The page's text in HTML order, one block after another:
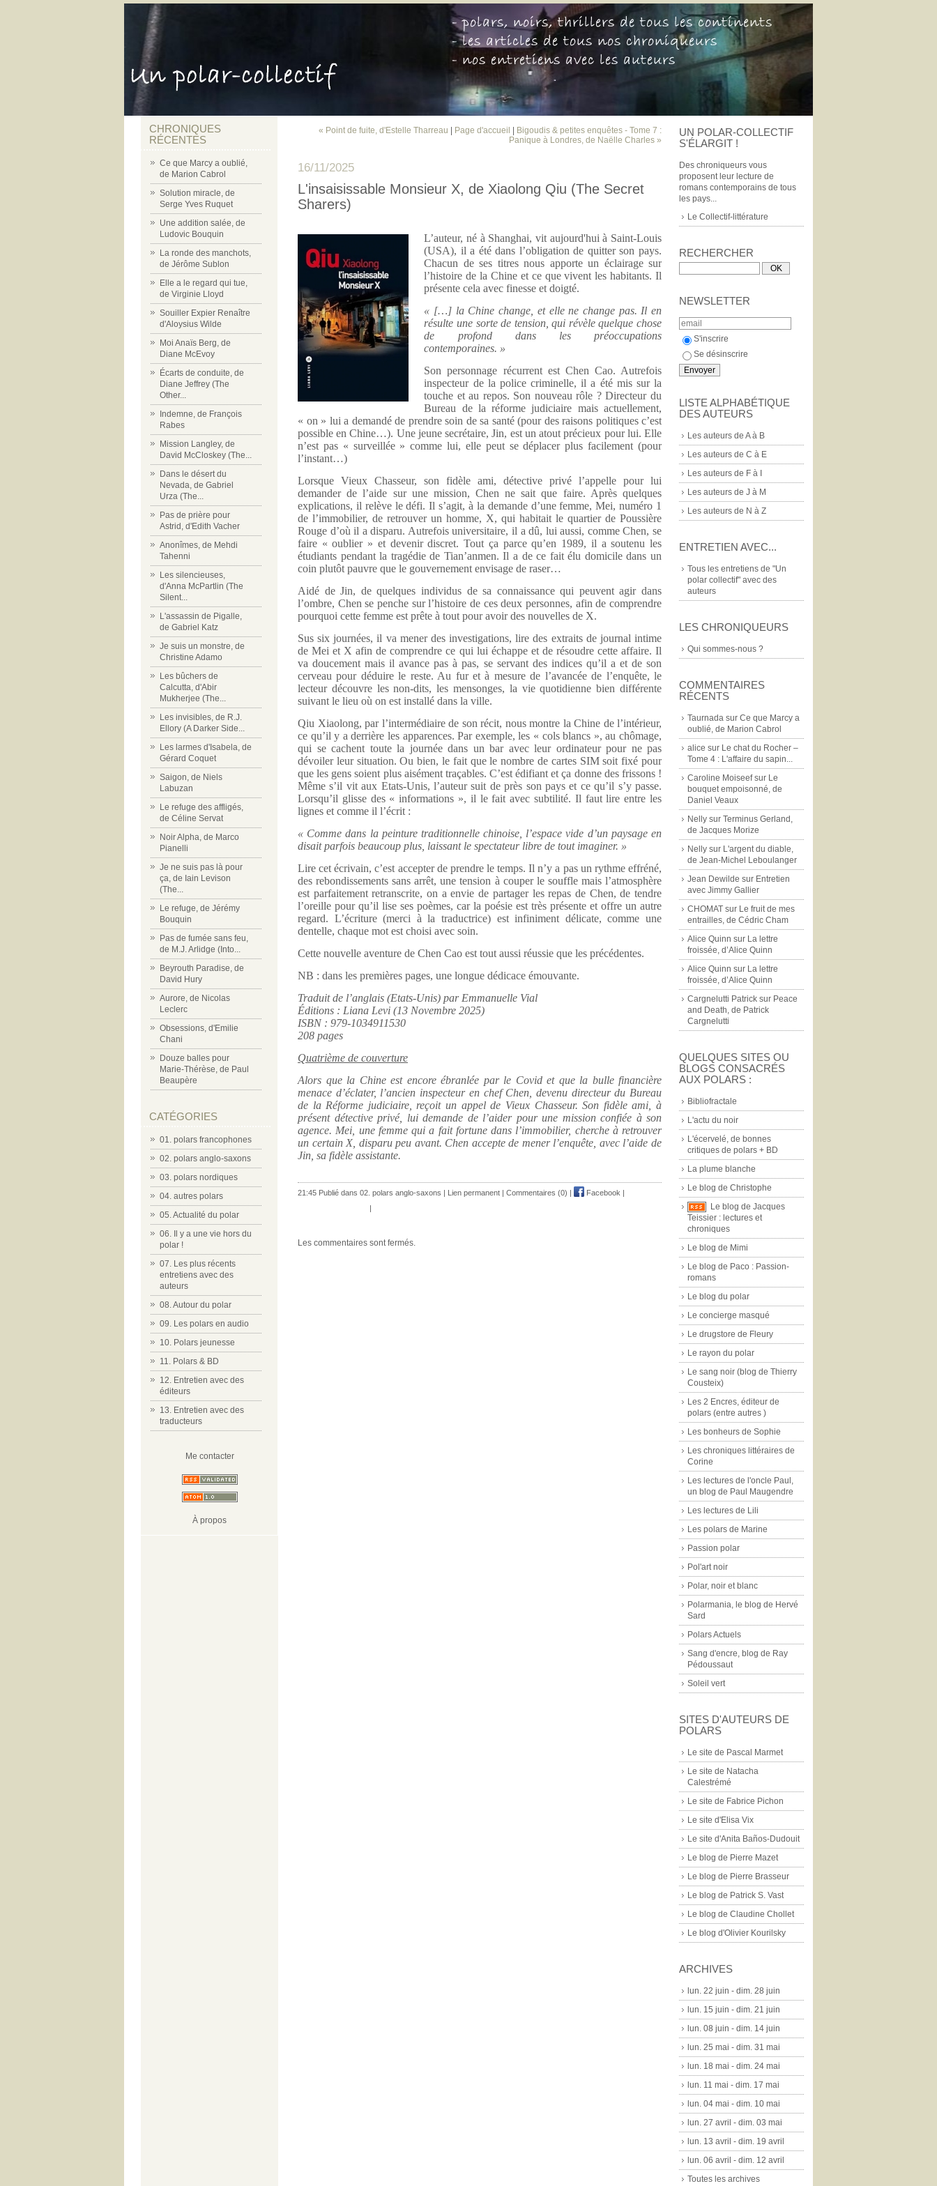
CHRONIQUES
RÉCENTES
Ce que Marcy a oublié,
de Marion Cabrol
Solution miracle, de
Serge Yves Ruquet
Une addition salée, de
Ludovic Bouquin
La ronde des manchots,
de Jérôme Sublon
Elle a le regard qui tue,
de Virginie Lloyd
Souiller Expier Renaître
d'Aloysius Wilde
Moi Anaïs Berg, de
Diane McEvoy
Écarts de conduite, de
Diane Jeffrey (The
Other...
Indemne, de François
Rabes
Mission Langley, de
David McCloskey (The...
Dans le désert du
Nevada, de Gabriel
Urza (The...
Pas de prière pour
Astrid, d'Edith Vacher
Anonîmes, de Mehdi
Tahenni
Les silencieuses,
d'Anna McPartlin (The
Silent...
L'assassin de Pigalle,
de Gabriel Katz
Je suis un monstre, de
Christine Adamo
Les bûchers de
Calcutta, d'Abir
Mukherjee (The...
Les invisibles, de R.J.
Ellory (A Darker Side...
Les larmes d'Isabela, de
Gérard Coquet
Saigon, de Niels
Labuzan
Le refuge des affligés,
de Céline Servat
Noir Alpha, de Marco
Pianelli
Je ne suis pas là pour
ça, de Iain Levison
(The...
Le refuge, de Jérémy
Bouquin
Pas de fumée sans feu,
de M.J. Arlidge (Into...
Beyrouth Paradise, de
David Hury
Aurore, de Nicolas
Leclerc
Obsessions, d'Emilie
Chani
Douze balles pour
Marie-Thérèse, de Paul
Beaupère
CATÉGORIES
01. polars francophones
02. polars anglo-saxons
03. polars nordiques
04. autres polars
05. Actualité du polar
06. Il y a une vie hors du
polar !
07. Les plus récents
entretiens avec des
auteurs
08. Autour du polar
09. Les polars en audio
10. Polars jeunesse
11. Polars & BD
12. Entretien avec des
éditeurs
13. Entretien avec des
traducteurs
Me contacter
À propos
UN POLAR-COLLECTIF
S'ÉLARGIT !
Des chroniqueurs vous
proposent leur lecture de
romans contemporains de tous
les pays...
Le Collectif-littérature
RECHERCHER
NEWSLETTER
S'inscrire
Se désinscrire
LISTE ALPHABÉTIQUE
DES AUTEURS
Les auteurs de A à B
Les auteurs de C à E
Les auteurs de F à I
Les auteurs de J à M
Les auteurs de N à Z
ENTRETIEN AVEC...
Tous les entretiens de "Un
polar collectif" avec des
auteurs
LES CHRONIQUEURS
Qui sommes-nous ?
COMMENTAIRES
RÉCENTS
Taurnada sur Ce que Marcy a
oublié, de Marion Cabrol
alice sur Le chat du Rocher –
Tome 4 : L'affaire du sapin...
Caroline Moiseefsur Le
bouquet empoisonné, de
Daniel Veaux
Nelly sur Terminus Gerland,
de Jacques Morize
Nelly sur L'argent du diable,
de Jean-Michel Leboulanger
Jean Dewilde sur Entretien
avec Jimmy Gallier
CHOMAT sur Le fruit de mes
entrailles, de Cédric Cham
Alice Quinn sur La lettre
froissée, d’Alice Quinn
Alice Quinn sur La lettre
froissée, d’Alice Quinn
Cargnelutti Patrick sur Peace
and Death, de Patrick
Cargnelutti
QUELQUES SITES OU
BLOGS CONSACRÉS
AUX POLARS :
Bibliofractale
L'actu du noir
L'écervelé, de bonnes
critiques de polars + BD
La plume blanche
Le blog de Christophe
Le blog de Jacques
Teissier : lectures et
chroniques
Le blog de Mimi
Le blog de Paco : Passion-
romans
Le blog du polar
Le concierge masqué
Le drugstore de Fleury
Le rayon du polar
Le sang noir (blog de Thierry
Cousteix)
Les 2 Encres, éditeur de
polars (entre autres )
Les bonheurs de Sophie
Les chroniques littéraires de
Corine
Les lectures de l'oncle Paul,
un blog de Paul Maugendre
Les lectures de Lili
Les polars de Marine
Passion polar
Pol'art noir
Polar, noir et blanc
Polarmania, le blog de Hervé
Sard
Polars Actuels
Sang d'encre, blog de Ray
Pédoussaut
Soleil vert
SITES D'AUTEURS DE
POLARS
Le site de Pascal Marmet
Le site de Natacha
Calestrémé
Le site de Fabrice Pichon
Le site d'Elisa Vix
Le site d'Anita Baños-Dudouit
Le blog de Pierre Mazet
Le blog de Pierre Brasseur
Le blog de Patrick S. Vast
Le blog de Claudine Chollet
Le blog d'Olivier Kourilsky
ARCHIVES
lun. 22 juin - dim. 28 juin
lun. 15 juin - dim. 21 juin
lun. 08 juin - dim. 14 juin
lun. 25 mai - dim. 31 mai
lun. 18 mai - dim. 24 mai
lun. 11 mai - dim. 17 mai
lun. 04 mai - dim. 10 mai
lun. 27 avril - dim. 03 mai
lun. 13 avril - dim. 19 avril
lun. 06 avril - dim. 12 avril
Toutes les archives
« Point de fuite, d'Estelle Tharreau Page d'accueil
Bigoudis & petites enquêtes - Tome 7 :
Panique à Londres, de Naëlle Charles »
16/11/2025
L'insaisissable Monsieur X, de Xiaolong Qiu (The Secret
Sharers)
L’auteur, né à Shanghai, vit aujourd'hui à Saint-Louis
(USA), il a été dans l’obligation de quitter son pays.
Chacun de ses titres nous apporte un éclairage sur
l’histoire de la Chine et ce que vivent les habitants. Il
présente cela avec finesse et doigté.
« […] la Chine change, et elle ne change pas. Il en
résulte une sorte de tension, qui révèle quelque chose
de profond dans les préoccupations
contemporaines. »
Son personnage récurrent est Chen Cao. Autrefois
inspecteur de la police criminelle, il a été mis sur la
touche et au repos. Son nouveau rôle ? Directeur du
Bureau de la réforme judiciaire mais actuellement,
« on » lui a demandé de prendre soin de sa santé (pour des raisons politiques c’est
possible en Chine…). Une jeune secrétaire, Jin, est un atout précieux pour lui. Elle
n’est pas « surveillée » comme lui, elle peut se déplacer plus facilement (pour
l’instant…)
Lorsque Vieux Chasseur, son fidèle ami, détective privé l’appelle pour lui
demander de l’aide sur une mission, Chen ne sait que faire. Après quelques
explications, il relève le défi. Il s’agit, à la demande d’une femme, Mei, numéro 1
de l’immobilier, de retrouver un homme, X, qui habitait le quartier de Poussière
Rouge d’où il a disparu. Autrefois universitaire, il a dû, lui aussi, comme Chen, se
faire « oublier » et devenir discret. Tout ça parce qu’en 1989, il a soutenu les
étudiants pendant la tragédie de Tian’anmen. Il a de ce fait élu domicile dans un
coin plutôt pauvre que le gouvernement envisage de raser…
Aidé de Jin, de quelques individus de sa connaissance qui peuvent agir dans
l’ombre, Chen se penche sur l’histoire de ces deux personnes, afin de comprendre
pourquoi cette femme est prête à tout pour avoir des nouvelles de X.
Sus six journées, il va mener des investigations, lire des extraits de journal intime
de Mei et X afin de comprendre ce qui lui échappe et de résoudre cette affaire. Il
va doucement mais il avance pas à pas, se servant des indices qu’il a et de son
cerveau pour déduire le reste. Au fur et à mesure de l’avancée de l’enquête, le
lecteur découvre les non-dits, les mensonges, la vie quotidienne bien différente
suivant le lieu où on est installé dans la ville.
Qiu Xiaolong, par l’intermédiaire de son récit, nous montre la Chine de l’intérieur,
ce qu’il y a derrière les apparences. Par exemple, les « cols blancs », au chômage,
qui se cachent toute la journée dans un bar avec leur ordinateur pour ne pas
dévoiler leur situation. Ou bien, le fait que le nombre de cartes SIM soit fixé pour
que les gens soient plus aisément traçables. C’est édifiant et ça donne des frissons !
Même s’il vit aux Etats-Unis, l’auteur suit de près son pays et ce qu’il s’y passe.
Lorsqu’il glisse des « informations », il le fait avec subtilité. Il faut lire entre les
lignes et comme il l’écrit :
« Comme dans la peinture traditionnelle chinoise, l’espace vide d’un paysage en
disait parfois beaucoup plus, laissant le spectateur libre de tout imaginer. »
Lire cet écrivain, c’est accepter de prendre le temps. Il n’y a pas un rythme effréné,
des rebondissements sans arrêt, une tension à couper le souffle mais l’atmosphère
est parfaitement retranscrite, on a envie de partager les repas de Chen, de tendre
l’oreille pour qu’il lise ses poèmes, car la poésie est très présente et offre un autre
regard. L’écriture (merci à la traductrice) est infiniment délicate, comme une
dentelle, chaque mot est choisi avec soin.
Cette nouvelle aventure de Chen Cao est tout aussi réussie que les précédentes.
NB : dans les premières pages, une longue dédicace émouvante.
Traduit de l’anglais (Etats-Unis) par Emmanuelle Vial
Éditions : Liana Levi (13 Novembre 2025)
ISBN : 979-1034911530
208 pages
Quatrième de couverture
Alors que la Chine est encore ébranlée par le Covid et que la bulle financière
menace d’éclater, l’ancien inspecteur en chef Chen, devenu directeur du Bureau
de la Réforme judiciaire, reçoit un appel de Vieux Chasseur. Son fidèle ami, à
présent détective privé, lui demande de l’aider pour une mission confiée à son
agence. Mei, une femme qui a fait fortune dans l’immobilier, cherche à retrouver
un certain X, disparu peu avant. Chen accepte de mener l’enquête, avec l’aide de
Jin, sa fidèle assistante.
21:45 Publié dans 02. polars anglo-saxons | Lien permanent | Commentaires (0) | Facebook |
|
Les commentaires sont fermés.